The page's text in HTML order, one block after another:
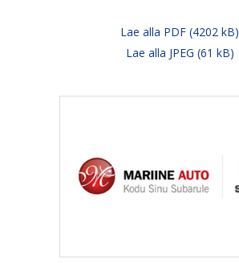
Lae alla PDF (4202 kB)
Lae alla JPEG (61 kB)